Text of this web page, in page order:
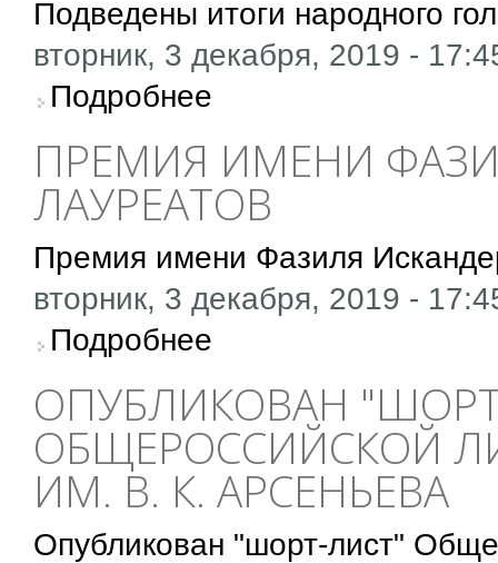
Подведены итоги народного
вторник, 3 декабря, 2019 -
Подробнее
ПРЕМИЯ ИМЕНИ
ЛАУРЕАТОВ
Премия имени Фазиля
вторник, 3 декабря, 2019 -
Подробнее
ОПУБЛИКОВАН
ОБЩЕРОССИЙСКОЙ
ИМ. В. К. АРСЕНЬЕВА
Опубликован "шорт-лист"